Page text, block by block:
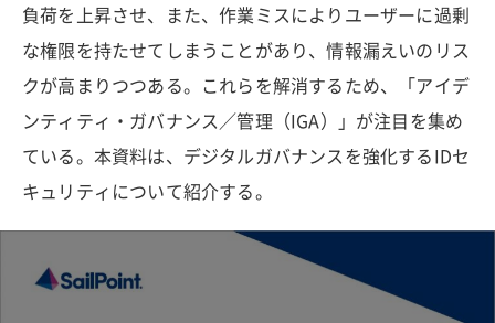
負荷を上昇させ、また、作業ミスによりユーザーに過剰
な権限を持たせてしまうことがあり、情報漏えいのリス
クが高まりつつある。これらを解消するため、「アイデ
ンティティ・ガバナンス／管理（IGA）」が注目を集め
ている。本資料は、デジタルガバナンスを強化するIDセ
キュリティについて紹介する。